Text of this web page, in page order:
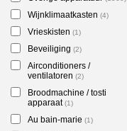
Wijnklimaatkasten (4)
Vrieskisten (1)
Beveiliging (2)
Airconditioners /
ventilatoren (2)
Broodmachine / tosti
apparaat(1)
Au bain-marie (1)